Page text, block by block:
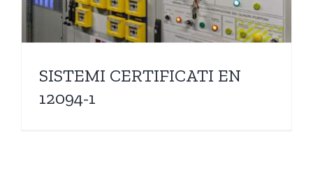
SISTEMI CERTIFICATI EN
12094-1